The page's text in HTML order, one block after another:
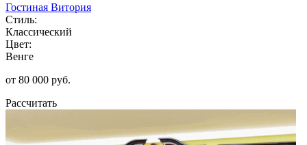
Гостиная Витория
Стиль:
Классический
Цвет:
Венге
от 80 000 руб.
Рассчитать